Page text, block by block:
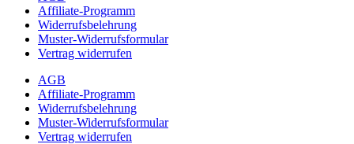
Affiliate-Programm
Widerrufsbelehrung
Muster-Widerrufsformular
Vertrag widerrufen
AGB
Affiliate-Programm
Widerrufsbelehrung
Muster-Widerrufsformular
Vertrag widerrufen